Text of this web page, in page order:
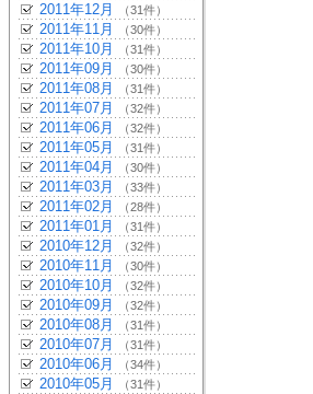
2011年12月 （31件）
2011年11月 （30件）
2011年10月 （31件）
2011年09月 （30件）
2011年08月 （31件）
2011年07月 （32件）
2011年06月 （32件）
2011年05月 （31件）
2011年04月 （30件）
2011年03月 （33件）
2011年02月 （28件）
2011年01月 （31件）
2010年12月 （32件）
2010年11月 （30件）
2010年10月 （32件）
2010年09月 （32件）
2010年08月 （31件）
2010年07月 （31件）
2010年06月 （34件）
2010年05月 （31件）